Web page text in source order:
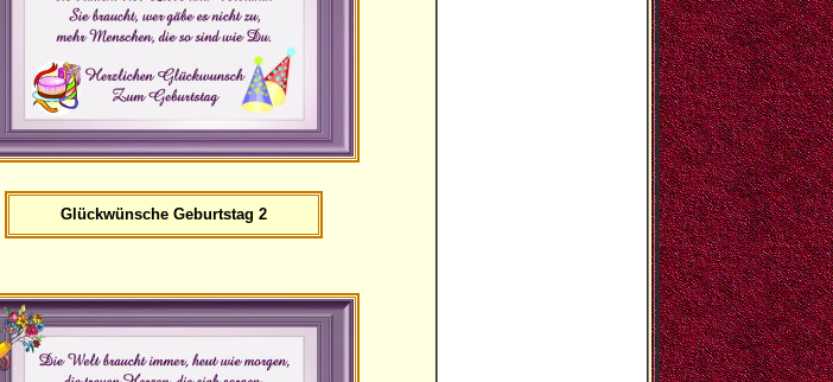
Glückwünsche Geburtstag 2